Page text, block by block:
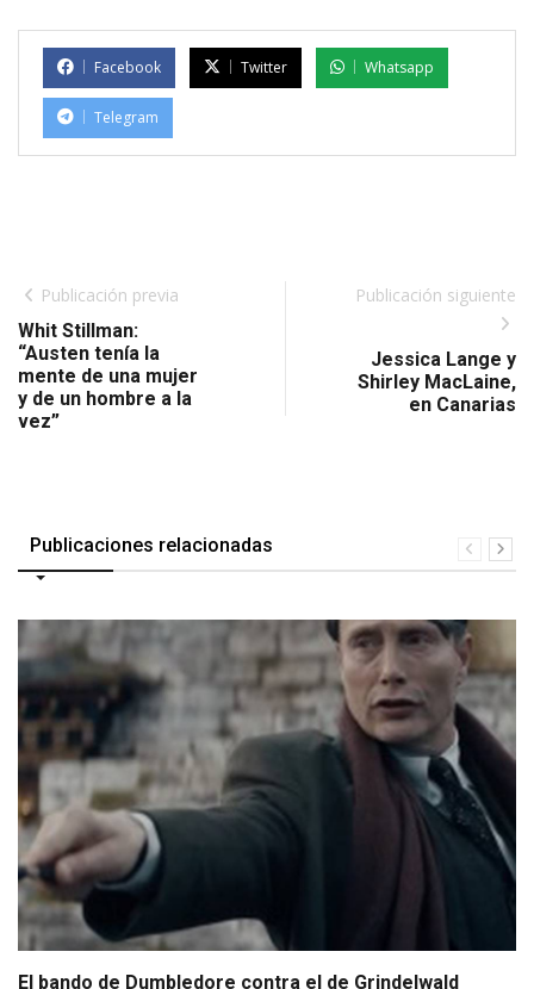
Facebook Twitter Whatsapp
Telegram
Publicación previa
Whit Stillman:
“Austen tenía la
mente de una mujer
y de un hombre a la
vez”
Publicación siguiente
Jessica Lange y
Shirley MacLaine,
en Canarias
Publicaciones relacionadas
El bando de Dumbledore contra el de Grindelwald